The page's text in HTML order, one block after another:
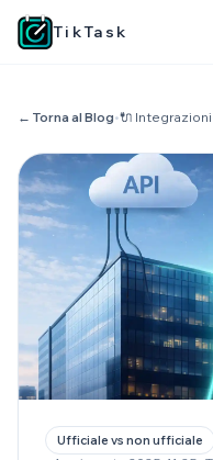
TikTask
← Torna al Blog•🔌 Integrazioni
Ufficiale vs non ufficiale